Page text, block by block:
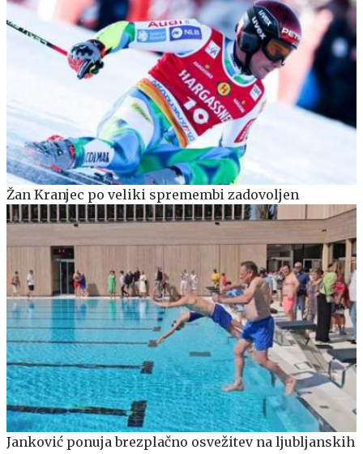
Žan Kranjec po veliki spremembi zadovoljen
Janković ponuja brezplačno osvežitev na ljubljanskih